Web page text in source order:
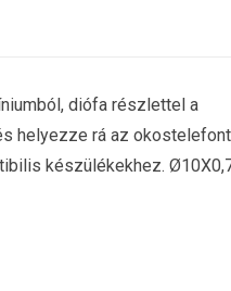
diófa részlettel a
helyezze rá az
készülékekhez.